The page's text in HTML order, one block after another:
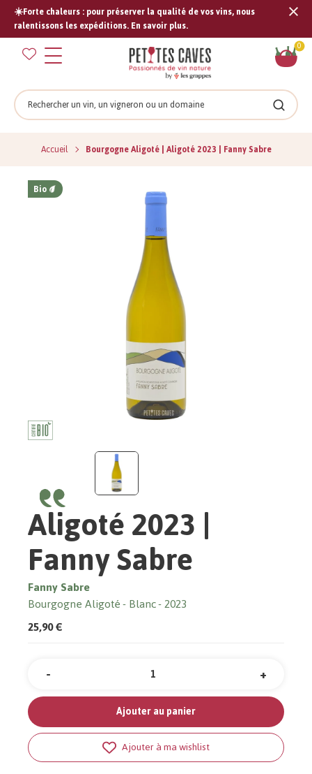
☀️Forte chaleurs : pour préserver la qualité de vos vins, nous
ralentissons les expéditions. En savoir plus.
0
Rechercher
Accueil Bourgogne Aligoté | Aligoté 2023 | Fanny Sabre
Bio
Aligoté 2023 |
Fanny Sabre
Fanny Sabre
Bourgogne Aligoté Blanc 2023
25,90 €
Quantité +
-
Ajouter au panier
Ajouter à ma wishlist